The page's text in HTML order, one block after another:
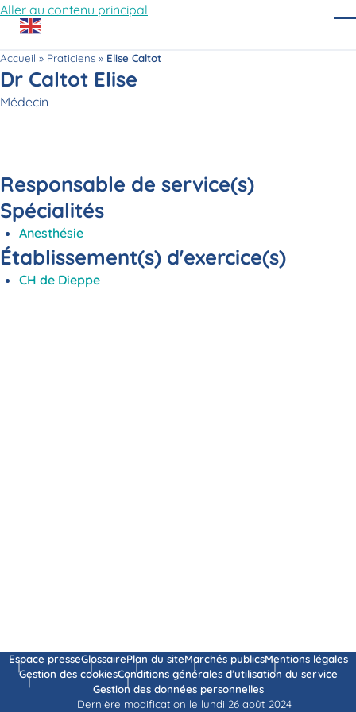
Aller au contenu principal
Accueil » Praticiens » Elise Caltot
Dr Caltot Elise
Fonction
Médecin
Responsable de service(s)
Spécialités
Anesthésie
Établissement(s) d'exercice(s)
CH de Dieppe
Espace presseGlossairePlan du siteMarchés publicsMentions légales
Gestion des cookiesConditions générales d’utilisation du service
Gestion des données personnelles
Dernière modification le lundi 26 août 2024